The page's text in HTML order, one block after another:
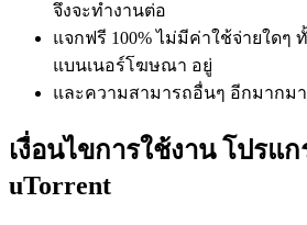
จึงจะทำงานต่อ
แจกฟรี 100% ไม่มีค่าใช้จ่ายใดๆ
แบนเนอร์โฆษณา อยู่
และความสามารถอื่นๆ อีกมากม
เงื่อนไขการใช้งาน โปรแ
uTorrent